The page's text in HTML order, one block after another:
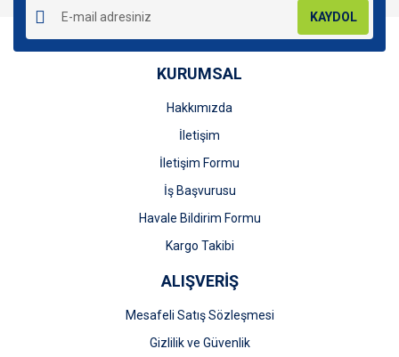
KAYDOL
KURUMSAL
Hakkımızda
İletişim
İletişim Formu
İş Başvurusu
Havale Bildirim Formu
Kargo Takibi
ALIŞVERİŞ
Mesafeli Satış Sözleşmesi
Gizlilik ve Güvenlik